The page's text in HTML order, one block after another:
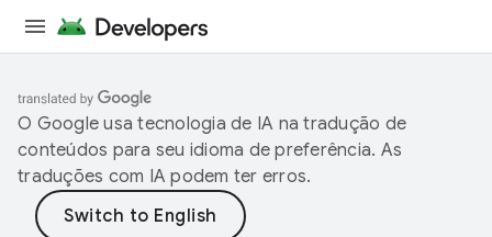
O Google usa tecnologia de IA na tradução de
conteúdos para seu idioma de preferência. As
traduções com IA podem ter erros.